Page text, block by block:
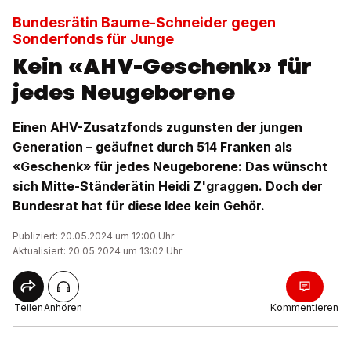
Bundesrätin Baume-Schneider gegen
Sonderfonds für Junge
Kein «AHV-Geschenk» für
jedes Neugeborene
Einen AHV-Zusatzfonds zugunsten der jungen
Generation – geäufnet durch 514 Franken als
«Geschenk» für jedes Neugeborene: Das wünscht
sich Mitte-Ständerätin Heidi Z'graggen. Doch der
Bundesrat hat für diese Idee kein Gehör.
Publiziert: 20.05.2024 um 12:00 Uhr
Aktualisiert: 20.05.2024 um 13:02 Uhr
TeilenAnhören Kommentieren